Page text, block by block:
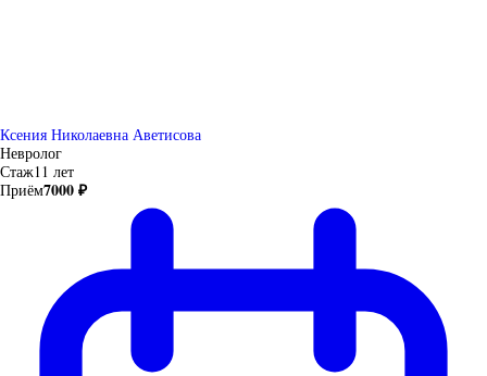
Ксения Николаевна Аветисова
Невролог
Стаж11 лет
Приём7000 ₽